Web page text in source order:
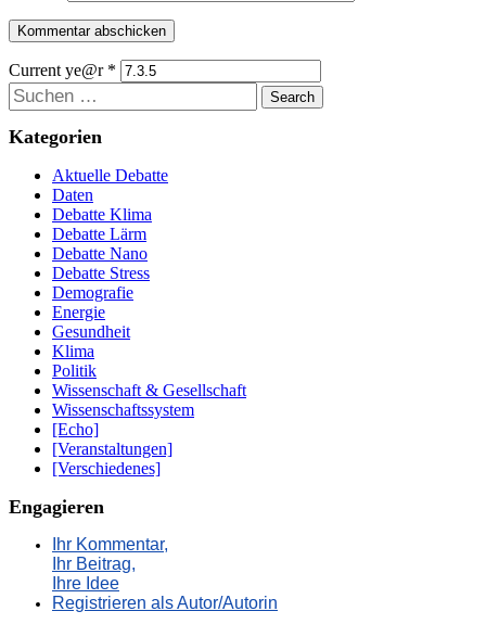
Current ye@r *
Suchen
Kategorien
Aktuelle Debatte
Daten
Debatte Klima
Debatte Lärm
Debatte Nano
Debatte Stress
Demografie
Energie
Gesundheit
Klima
Politik
Wissenschaft & Gesellschaft
Wissenschaftssystem
[Echo]
[Veranstaltungen]
[Verschiedenes]
Engagieren
Ihr Kommentar,
Ihr Beitrag,
Ihre Idee
Registrieren als Autor/Autorin